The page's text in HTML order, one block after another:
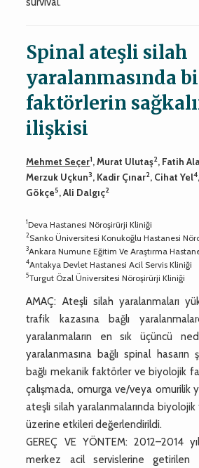
Spinal ateşli silah
yaralanmasında
faktörlerin
ilişkisi
Mehmet Seçer1, Murat Ulutaş2, Fatih
Merzuk Uçkun3, Kadir Çınar2, Cihat Yel4
Gökçe5, Ali Dalgıç2
1Deva Hastanesi Nöroşirürji Kliniği
2Sanko Üniversitesi Konukoğlu Hastanesi
3Ankara Numune Eğitim Ve Araştırma
4Antakya Devlet Hastanesi Acil Servis Kliniği
5Turgut Özal Üniversitesi Nöroşirürji Kliniği
AMAÇ: Ateşli silah yaralanmaları
trafik kazasına bağlı
yaralanmaların en sık üçüncü
yaralanmasına bağlı spinal
bağlı mekanik faktörler ve biyolojik
çalışmada, omurga ve/veya omurilik
ateşli silah yaralanmalarında biyolojik
üzerine etkileri değerlendirildi.
GEREÇ VE YÖNTEM: 2012–2014
merkez acil servislerine getirilen